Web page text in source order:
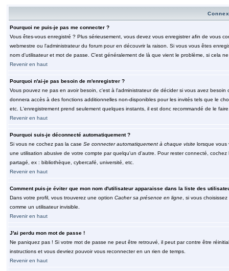
Pourquoi ne puis-je pas me connecter ?
Vous êtes-vous enregistré ? Plus sérieusement, vous devez vous enregistrer afin de vous
webmestre ou l'administrateur du forum pour en découvrir la raison. Si vous vous êtes
nom d'utilisateur et mot de passe. C'est généralement de là que vient le problème, si cela
Revenir en haut
Pourquoi n'ai-je pas besoin de m'enregistrer ?
Vous pouvez ne pas en avoir besoin, c'est à l'administrateur de décider si vous avez
donnera accès à des fonctions additionnelles non-disponibles pour les invités tels que le
etc. L'enregistrement prend seulement quelques instants, il est donc recommandé de le
Revenir en haut
Pourquoi suis-je déconnecté automatiquement ?
Si vous ne cochez pas la case Se connecter automatiquement à chaque visitelorsque vous
une utilisation abusive de votre compte par quelqu'un d'autre. Pour rester connecté,
partagé, ex : bibliothèque, cybercafé, université, etc.
Revenir en haut
Comment puis-je éviter que mon nom d'utilisateur apparaisse dans la liste des
Dans votre profil, vous trouverez une option Cacher sa présence en ligne, si vous choisissez
comme un utilisateur invisible.
Revenir en haut
J'ai perdu mon mot de passe !
Ne paniquez pas ! Si votre mot de passe ne peut être retrouvé, il peut par contre être
instructions et vous devriez pouvoir vous reconnecter en un rien de temps.
Revenir en haut